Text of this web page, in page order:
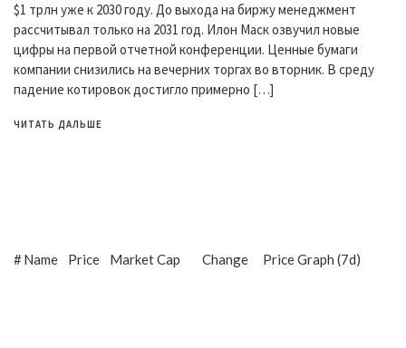
$1 трлн уже к 2030 году. До выхода на биржу менеджмент
рассчитывал только на 2031 год. Илон Маск озвучил новые
цифры на первой отчетной конференции. Ценные бумаги
компании снизились на вечерних торгах во вторник. В среду
падение котировок достигло примерно […]
ЧИТАТЬ ДАЛЬШЕ
#Name Price Market Cap Change Price Graph (7d)